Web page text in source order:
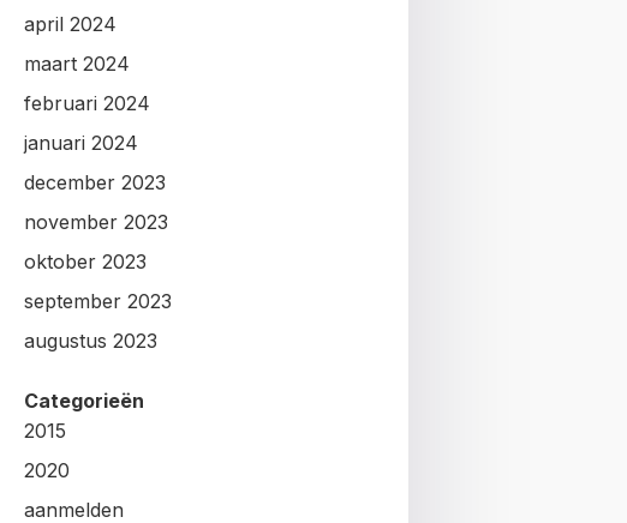
april 2024
maart 2024
februari 2024
januari 2024
december 2023
november 2023
oktober 2023
september 2023
augustus 2023
Categorieën
2015
2020
aanmelden